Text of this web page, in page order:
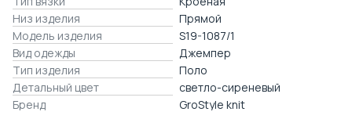
Низ изделия
Прямой
Модель изделия
S19-1087/1
Вид одежды
Джемпер
Тип изделия
Поло
Детальный цвет
светло-сиреневый
Бренд
GroStyle knit